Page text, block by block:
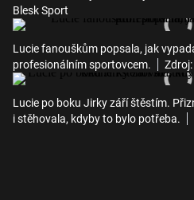
Blesk Sport
Lucie fanouškům popsala, jak
profesionálním sportovcem.
Lucie po boku Jirky září štěstím.
i stěhovala, kdyby to bylo potřeba.